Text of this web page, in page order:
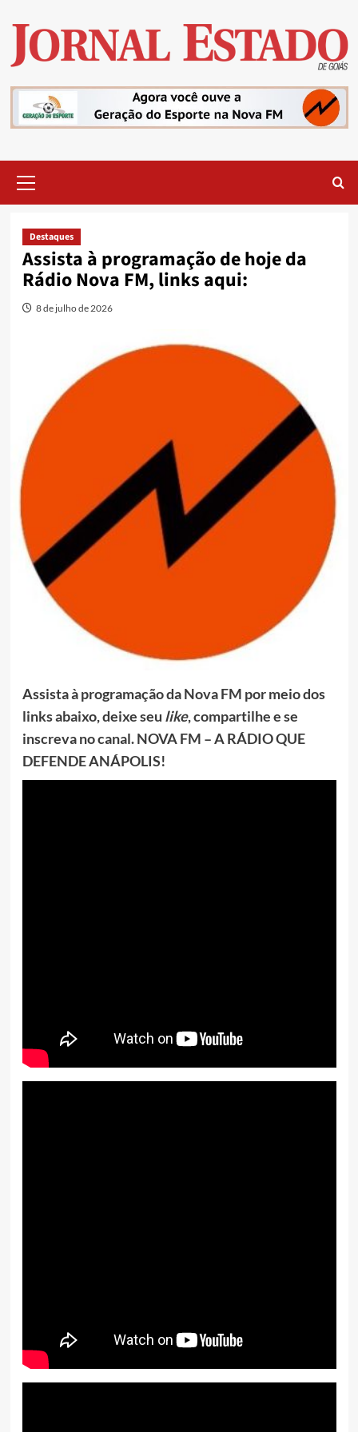
content
Menu
Destaques
Assista à programação de hoje da
Rádio Nova FM, links aqui:
8 de julho de 2026
Assista à programação da Nova FM por meio dos
links abaixo, deixe seu like, compartilhe e se
inscreva no canal. NOVA FM – A RÁDIO QUE
DEFENDE ANÁPOLIS!